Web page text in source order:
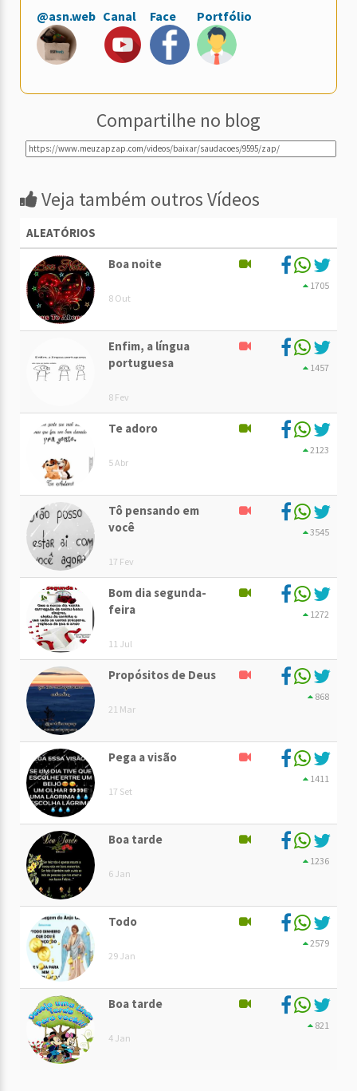
@asn.web Canal Face Portfólio
Compartilhe no blog
Veja também outros Vídeos
ALEATÓRIOS
Boa noite
8 Out
1705
Enfim, a língua
portuguesa
8 Fev
1457
Te adoro
5 Abr
2123
Tô pensando em
você
17 Fev
3545
Bom dia segunda-
feira
11 Jul
1272
Propósitos de Deus
21 Mar
868
Pega a visão
17 Set
1411
Boa tarde
6 Jan
1236
Todo
29 Jan
2579
Boa tarde
4 Jan
821